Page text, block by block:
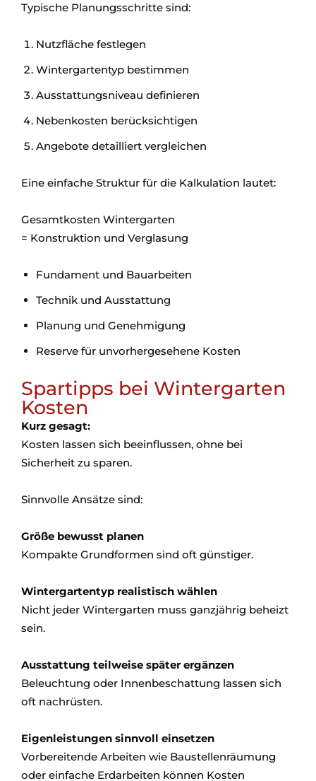
Typische Planungsschritte sind:
Nutzfläche festlegen
Wintergartentyp bestimmen
Ausstattungsniveau definieren
Nebenkosten berücksichtigen
Angebote detailliert vergleichen
Eine einfache Struktur für die Kalkulation lautet:
Gesamtkosten Wintergarten
= Konstruktion und Verglasung
Fundament und Bauarbeiten
Technik und Ausstattung
Planung und Genehmigung
Reserve für unvorhergesehene Kosten
Spartipps bei Wintergarten
Kosten
Kurz gesagt:
Kosten lassen sich beeinflussen, ohne bei
Sicherheit zu sparen.
Sinnvolle Ansätze sind:
Größe bewusst planen
Kompakte Grundformen sind oft günstiger.
Wintergartentyp realistisch wählen
Nicht jeder Wintergarten muss ganzjährig beheizt
sein.
Ausstattung teilweise später ergänzen
Beleuchtung oder Innenbeschattung lassen sich
oft nachrüsten.
Eigenleistungen sinnvoll einsetzen
Vorbereitende Arbeiten wie Baustellenräumung
oder einfache Erdarbeiten können Kosten